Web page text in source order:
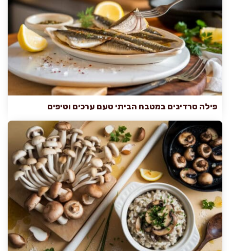
פילה סרדינים במטבח הביתי טעם ערכים וטיפים